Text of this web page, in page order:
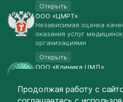
Открыть
ООО «ЦМРТ»
Независимая оценка
оказания услуг
организациями
Открыть
ООО «Клиника ЦМД»
Открыть
Продолжая работу с